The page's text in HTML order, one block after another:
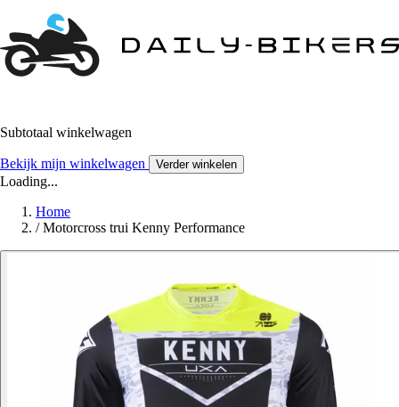
Subtotaal winkelwagen
Bekijk mijn winkelwagen Verder winkelen
Loading...
Home
/ Motorcross trui Kenny Performance